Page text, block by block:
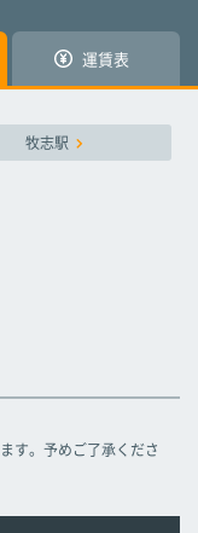
運賃表
牧志駅
す。予めご了承くださ